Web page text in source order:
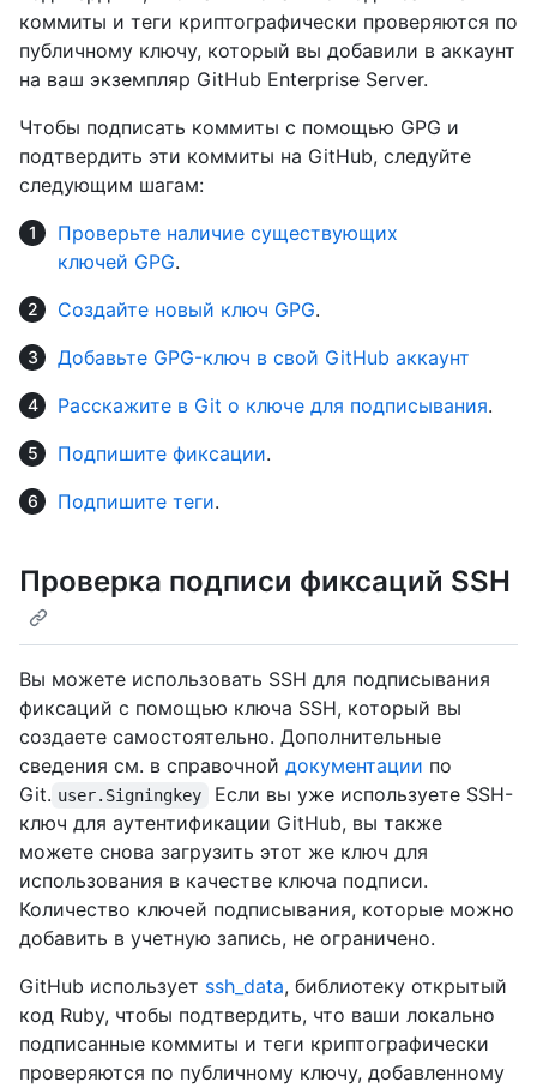
коммиты и теги криптографически проверяются по
публичному ключу, который вы добавили в аккаунт
на ваш экземпляр GitHub Enterprise Server.
Чтобы подписать коммиты с помощью GPG и
подтвердить эти коммиты на GitHub, следуйте
следующим шагам:
Проверьте наличие существующих
ключей GPG.
Создайте новый ключ GPG.
Добавьте GPG-ключ в свой GitHub аккаунт
Расскажите в Git о ключе для подписывания.
Подпишите фиксации.
Подпишите теги.
Проверка подписи фиксаций SSH
Вы можете использовать SSH для подписывания
фиксаций с помощью ключа SSH, который вы
создаете самостоятельно. Дополнительные
сведения см. в справочной документации по
Git. user.Signingkey
Если вы уже используете SSH-
ключ для аутентификации GitHub, вы также
можете снова загрузить этот же ключ для
использования в качестве ключа подписи.
Количество ключей подписывания, которые можно
добавить в учетную запись, не ограничено.
GitHub использует ssh_data, библиотеку открытый
код Ruby, чтобы подтвердить, что ваши локально
подписанные коммиты и теги криптографически
проверяются по публичному ключу, добавленному